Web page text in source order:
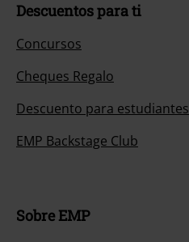
Descuentos para ti
Concursos
Cheques Regalo
Descuento para estudiantes
EMP Backstage Club
Sobre EMP